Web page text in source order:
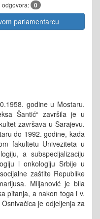
odgovora: 0
parlamentarcu
godine u Mostaru.
Šantić“ završila je u
završava u Sarajevu.
do 1992. godine, kada
fakultetu Univeziteta u
a subspecijalizaciju
i onkologiju Srbije u
zaštite Republike
Miljanović je bila
pitanja, a nakon toga i v.
je odjeljenja za